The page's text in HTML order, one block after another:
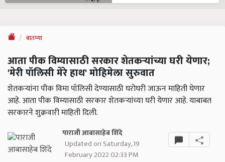
बातम्या
आता पीक विम्यासाठी सरकार शेतकर्‍यांच्या घरी येणार;
'मेरी पॉलिसी मेरे हाथ' मोहिमेला सुरुवात
शेतकऱ्यांना पीक विमा पॉलिसी देण्यासाठी घरोघरी जाऊन माहिती घेणार
आहे. आता पीक विम्यासाठी सरकार शेतकर्‍यांच्या घरी येणार आहे. याबाबत
सरकारने शुक्रवारी माहिती दिली.
पाराजी आबासाहेब शिंदे
Updated on Saturday, 19
February 2022 02:33 PM